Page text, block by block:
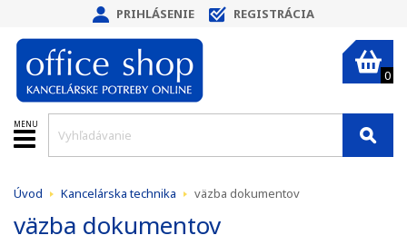
PRIHLÁSENIE REGISTRÁCIA
0
MENU
Úvod Kancelárska technika väzba dokumentov
väzba dokumentov